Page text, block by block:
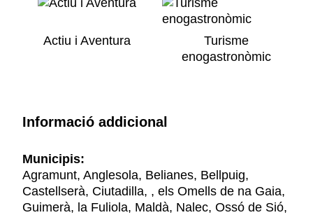
Actiu i Aventura
Turisme
enogastronòmic
Informació addicional
Municipis:
Agramunt, Anglesola, Belianes, Bellpuig,
Castellserà, Ciutadilla, , els Omells de na Gaia,
Guimerà, la Fuliola, Maldà, Nalec, Ossó de Sió,